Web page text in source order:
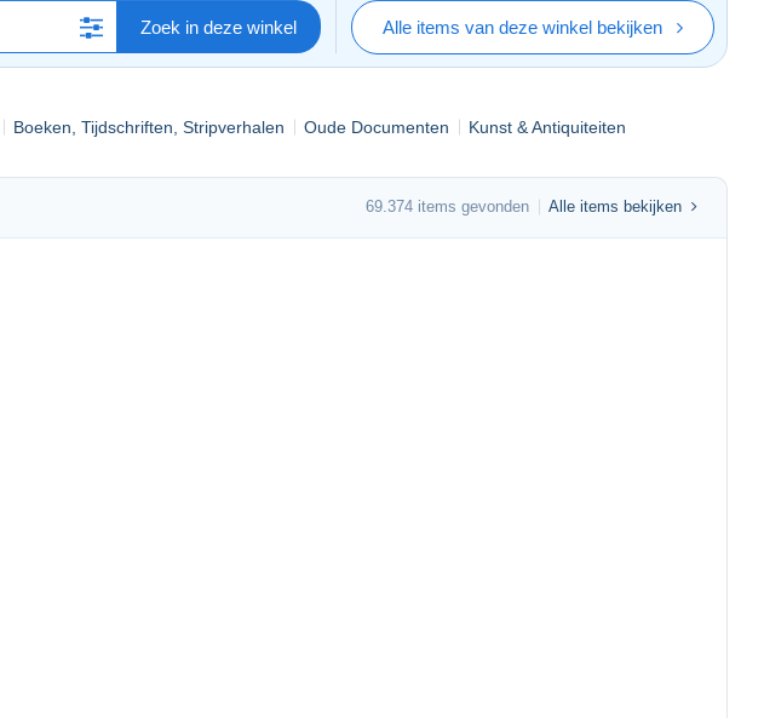
Zoek in deze winkel Alle items van deze winkel bekijken
Boeken, Tijdschriften, Stripverhalen Oude Documenten
Kunst & Antiquiteiten
69.374 items gevonden Alle items bekijken